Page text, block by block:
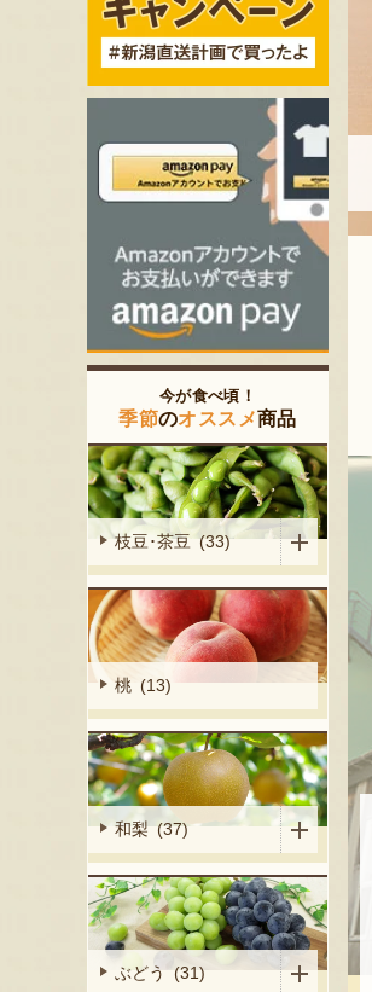
今が食べ頃！
季節のオススメ商品
枝豆･茶豆 (33)
桃 (13)
和梨 (37)
ぶどう (31)